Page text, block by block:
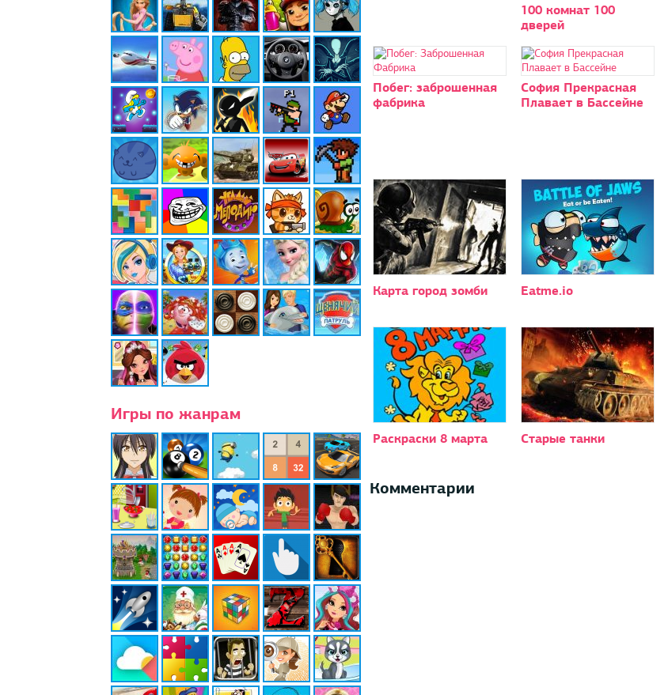
Игры по жанрам
100 комнат 100
дверей
Побег: заброшенная
фабрика
София Прекрасная
Плавает в Бассейне
Карта город зомби Eatme.io
Раскраски 8 марта Старые танки
Комментарии